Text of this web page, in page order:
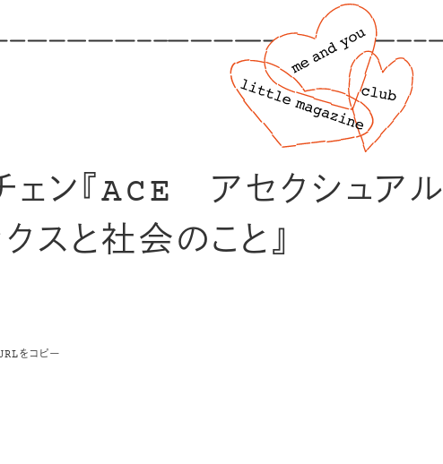
ェン『ACE アセクシュアル
スと社会のこと』
をコピー